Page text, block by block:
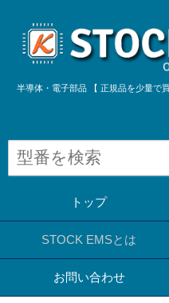
半導体・電子部品 【 正規品を少量で
トップ
STOCK EMSとは
お問い合わせ